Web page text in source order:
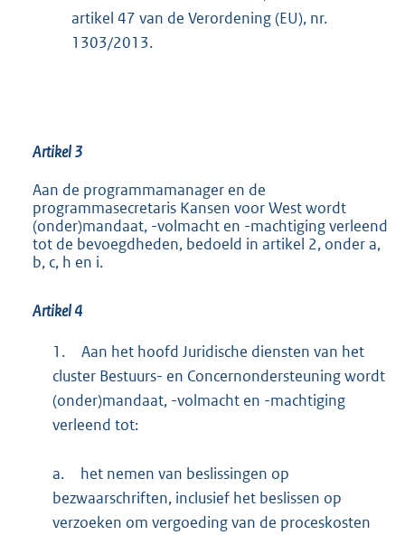
artikel 47 van de Verordening (EU), nr.
1303/2013.
Artikel 3
Aan de programmamanager en de
programmasecretaris Kansen voor West wordt
(onder)mandaat, -volmacht en -machtiging verleend
tot de bevoegdheden, bedoeld in artikel 2, onder a,
b, c, h en i.
Artikel 4
1.
Aan het hoofd Juridische diensten van het
cluster Bestuurs- en Concernondersteuning wordt
(onder)mandaat, -volmacht en -machtiging
verleend tot:
a.
het nemen van beslissingen op
bezwaarschriften, inclusief het beslissen op
verzoeken om vergoeding van de proceskosten